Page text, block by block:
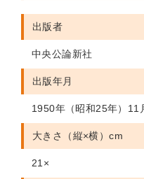
出版者
中央公論新社
出版年月
1950年（昭和25年）11
大きさ（縦×横）cm
21×